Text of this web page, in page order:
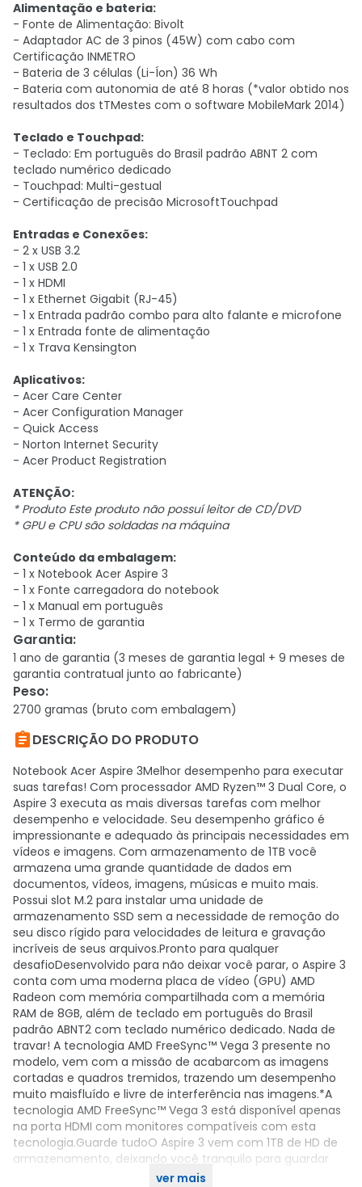
Alimentação e bateria:
- Fonte de Alimentação: Bivolt
- Adaptador AC de 3 pinos (45W) com cabo com
Certificação INMETRO
- Bateria de 3 células (Li-Íon) 36 Wh
- Bateria com autonomia de até 8 horas (*valor obtido nos
resultados dos tTMestes com o software MobileMark 2014)
Teclado e Touchpad:
- Teclado: Em português do Brasil padrão ABNT 2 com
teclado numérico dedicado
- Touchpad: Multi-gestual
- Certificação de precisão MicrosoftTouchpad
Entradas e Conexões:
- 2 x USB 3.2
- 1 x USB 2.0
- 1 x HDMI
- 1 x Ethernet Gigabit (RJ-45)
- 1 x Entrada padrão combo para alto falante e microfone
- 1 x Entrada fonte de alimentação
- 1 x Trava Kensington
Aplicativos:
- Acer Care Center
- Acer Configuration Manager
- Quick Access
- Norton Internet Security
- Acer Product Registration
ATENÇÃO:
* Produto Este produto não possuí leitor de CD/DVD
* GPU e CPU são soldadas na máquina
Conteúdo da embalagem:
- 1 x Notebook Acer Aspire 3
- 1 x Fonte carregadora do notebook
- 1 x Manual em português
- 1 x Termo de garantia
Garantia:
1 ano de garantia (3 meses de garantia legal + 9 meses de
garantia contratual junto ao fabricante)
Peso:
2700 gramas (bruto com embalagem)
DESCRIÇÃO DO PRODUTO
Notebook Acer Aspire 3Melhor desempenho para executar
suas tarefas! Com processador AMD Ryzen™ 3 Dual Core, o
Aspire 3 executa as mais diversas tarefas com melhor
desempenho e velocidade. Seu desempenho gráfico é
impressionante e adequado às principais necessidades em
vídeos e imagens. Com armazenamento de 1TB você
armazena uma grande quantidade de dados em
documentos, vídeos, imagens, músicas e muito mais.
Possui slot M.2 para instalar uma unidade de
armazenamento SSD sem a necessidade de remoção do
seu disco rígido para velocidades de leitura e gravação
incríveis de seus arquivos.Pronto para qualquer
desafioDesenvolvido para não deixar você parar, o Aspire 3
conta com uma moderna placa de vídeo (GPU) AMD
Radeon com memória compartilhada com a memória
RAM de 8GB, além de teclado em português do Brasil
padrão ABNT2 com teclado numérico dedicado. Nada de
travar! A tecnologia AMD FreeSync™ Vega 3 presente no
modelo, vem com a missão de acabarcom as imagens
cortadas e quadros tremidos, trazendo um desempenho
muito maisfluído e livre de interferência nas imagens.*A
tecnologia AMD FreeSync™ Vega 3 está disponível apenas
na porta HDMI com monitores compatíveis com esta
tecnologia.Guarde tudoO Aspire 3 vem com 1TB de HD de
armazenamento, deixando você tranquilo para guardar
com segurança tudo o que quiser.Garanta seu notebook
ver mais